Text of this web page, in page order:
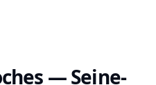
— Seine-